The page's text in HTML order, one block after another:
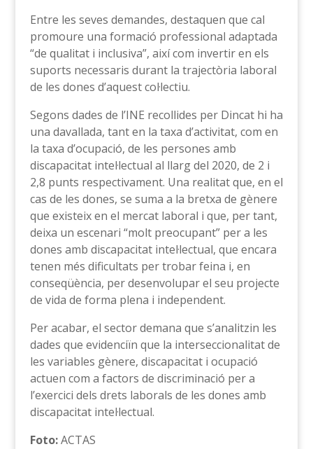
Entre les seves demandes, destaquen que cal
promoure una formació professional adaptada
“de qualitat i inclusiva”, així com invertir en els
suports necessaris durant la trajectòria laboral
de les dones d’aquest col·lectiu.
Segons dades de l’INE recollides per Dincat hi ha
una davallada, tant en la taxa d’activitat, com en
la taxa d’ocupació, de les persones amb
discapacitat intel·lectual al llarg del 2020, de 2 i
2,8 punts respectivament. Una realitat que, en el
cas de les dones, se suma a la bretxa de gènere
que existeix en el mercat laboral i que, per tant,
deixa un escenari “molt preocupant” per a les
dones amb discapacitat intel·lectual, que encara
tenen més dificultats per trobar feina i, en
conseqüència, per desenvolupar el seu projecte
de vida de forma plena i independent.
Per acabar, el sector demana que s’analitzin les
dades que evidenciïn que la interseccionalitat de
les variables gènere, discapacitat i ocupació
actuen com a factors de discriminació per a
l’exercici dels drets laborals de les dones amb
discapacitat intel·lectual.
Foto:ACTAS